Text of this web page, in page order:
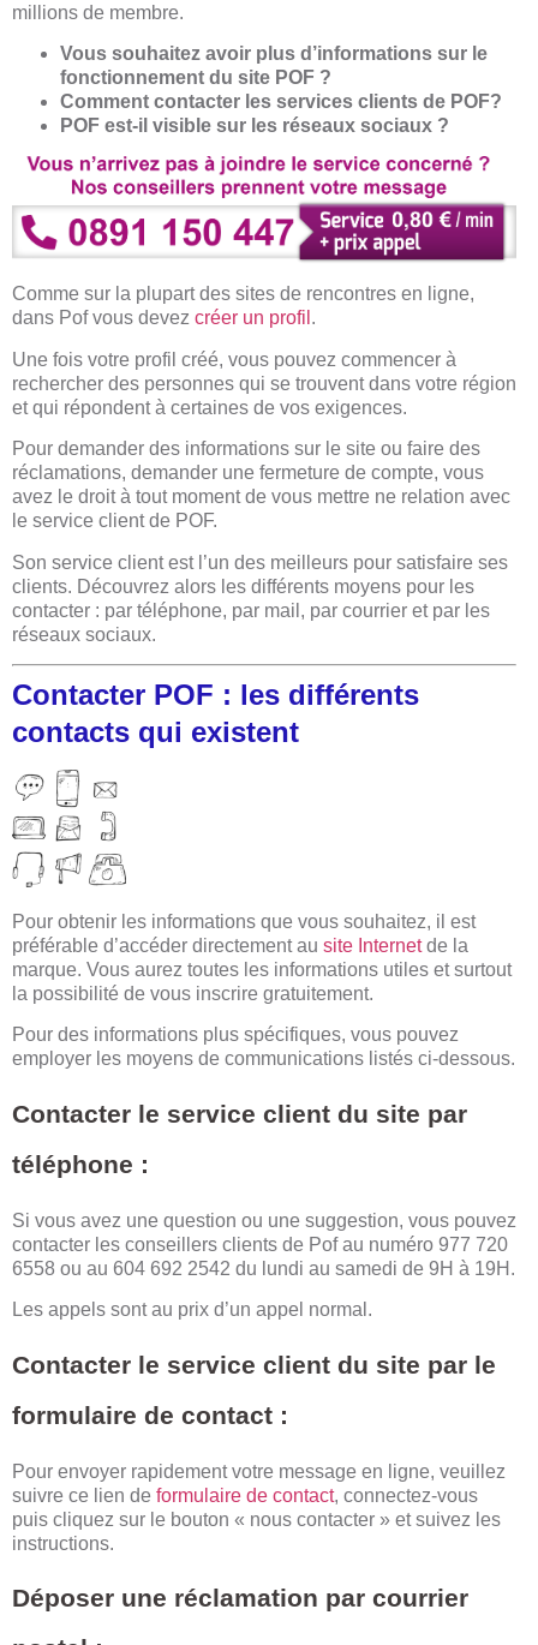
millions de membre.
Vous souhaitez avoir plus d’informations sur le
fonctionnement du site POF ?
Comment contacter les services clients de POF?
POF est-il visible sur les réseaux sociaux ?
Comme sur la plupart des sites de rencontres en ligne,
dans Pof vous devez créer un profil .
Une fois votre profil créé, vous pouvez commencer à
rechercher des personnes qui se trouvent dans votre région
et qui répondent à certaines de vos exigences.
Pour demander des informations sur le site ou faire des
réclamations, demander une fermeture de compte, vous
avez le droit à tout moment de vous mettre ne relation avec
le service client de POF.
Son service client est l’un des meilleurs pour satisfaire ses
clients. Découvrez alors les différents moyens pour les
contacter : par téléphone, par mail, par courrier et par les
réseaux sociaux.
Contacter POF : les différents
contacts qui existent
Pour obtenir les informations que vous souhaitez, il est
préférable d’accéder directement au site Internetde la
marque. Vous aurez toutes les informations utiles et surtout
la possibilité de vous inscrire gratuitement.
Pour des informations plus spécifiques, vous pouvez
employer les moyens de communications listés ci-dessous.
Contacter le service client du site par
téléphone :
Si vous avez une question ou une suggestion, vous pouvez
contacter les conseillers clients de Pof au numéro 977 720
6558 ou au 604 692 2542 du lundi au samedi de 9H à 19H.
Les appels sont au prix d’un appel normal.
Contacter le service client du site par le
formulaire de contact :
Pour envoyer rapidement votre message en ligne, veuillez
suivre ce lien de formulaire de contact, connectez-vous
puis cliquez sur le bouton « nous contacter » et suivez les
instructions.
Déposer une réclamation par courrier